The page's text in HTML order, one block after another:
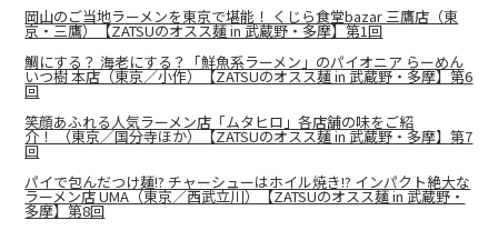
岡山のご当地ラーメンを東京で堪能！ くじら食堂bazar 三鷹店（東
京・三鷹）【ZATSUのオスス麺 in 武蔵野・多摩】第1回
鯛にする？ 海老にする？「鮮魚系ラーメン」のパイオニア らーめん
いつ樹 本店（東京／小作）【ZATSUのオスス麺 in 武蔵野・多摩】第6
回
笑顔あふれる人気ラーメン店「ムタヒロ」各店舗の味をご紹
介！ （東京／国分寺ほか）【ZATSUのオスス麺 in 武蔵野・多摩】第7
回
パイで包んだつけ麺!? チャーシューはホイル焼き!? インパクト絶大な
ラーメン店 UMA（東京／西武立川）【ZATSUのオスス麺 in 武蔵野・
多摩】第8回